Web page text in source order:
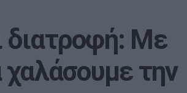
διατροφή: Με
την